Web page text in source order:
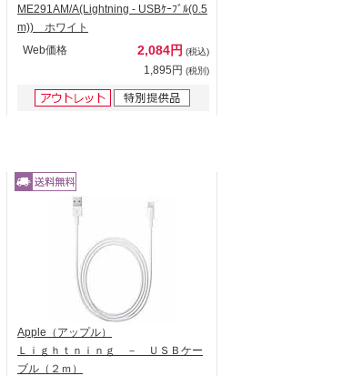
ME291AM/A(Lightning - USBｹｰﾌﾞﾙ(0.5
m)) ホワイト
Web価格
2,084円 (税込)
1,895円 (税別)
Apple（アップル）
Ｌｉｇｈｔｎｉｎｇ － ＵＳＢケー
ブル（２ｍ）